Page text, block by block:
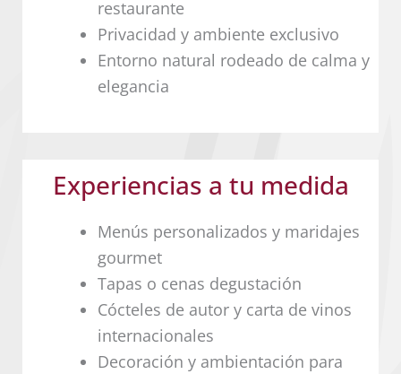
restaurante
Privacidad y ambiente exclusivo
Entorno natural rodeado de calma y
elegancia
Experiencias a tu medida
Menús personalizados y maridajes
gourmet
Tapas o cenas degustación
Cócteles de autor y carta de vinos
internacionales
Decoración y ambientación para